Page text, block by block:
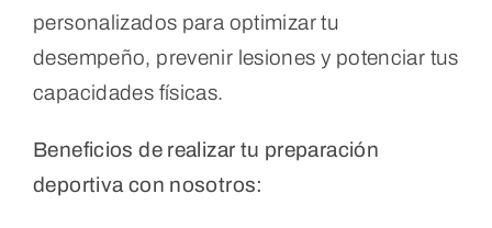
personalizados para optimizar tu
desempeño, prevenir lesiones y potenciar tus
capacidades físicas.
Beneficios de realizar tu preparación
deportiva con nosotros: